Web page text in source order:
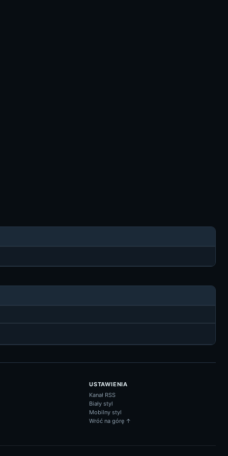
USTAWIENIA
Kanał RSS
Biały styl
Mobilny styl
Wróć na górę ↑